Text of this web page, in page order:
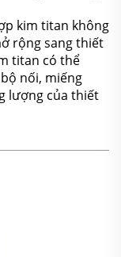
kim titan không
rộng sang thiết
titan có thể
nối, miếng
lượng của thiết